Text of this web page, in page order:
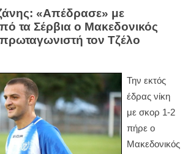
«Απέδρασε» με
τα Σέρβια ο Μακεδονικός
τον Τζέλο
Την εκτός
έδρας νίκη
με σκορ 1-2
πήρε ο
Μακεδονικός